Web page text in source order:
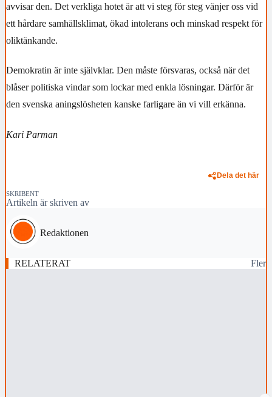
avvisar den. Det verkliga hotet är att vi steg för steg vänjer oss vid
ett hårdare samhällsklimat, ökad intolerans och minskad respekt för
oliktänkande.
Demokratin är inte självklar. Den måste försvaras, också när det
blåser politiska vindar som lockar med enkla lösningar. Därför är
den svenska aningslösheten kanske farligare än vi vill erkänna.
Kari Parman
Dela det här
SKRIBENT
Artikeln är skriven av
Redaktionen
RELATERAT Fler